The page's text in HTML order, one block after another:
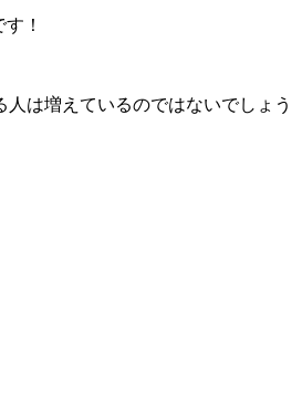
！
は増えているのではないでしょう